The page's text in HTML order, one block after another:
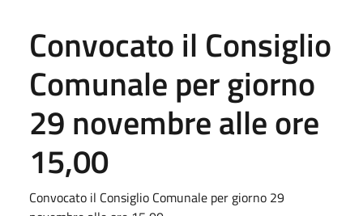
Convocato il Consiglio
Comunale per giorno
29 novembre alle ore
15,00
Convocato il Consiglio Comunale per giorno 29